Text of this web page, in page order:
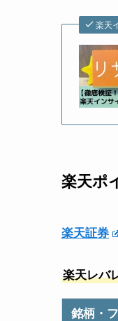
楽天
楽天ポ
楽天証券
楽天レバ
銘柄・